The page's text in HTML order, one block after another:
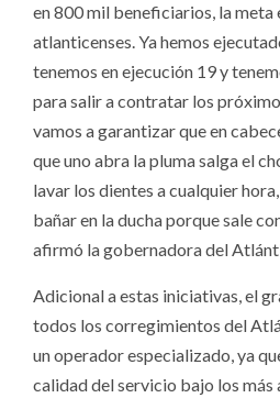
en 800 mil beneficiarios, la meta
atlanticenses. Ya hemos
tenemos en ejecución 19 y
para salir a contratar los
vamos a garantizar que en
que uno abra la pluma salga el
lavar los dientes a cualquier
bañar en la ducha porque sale
afirmó la gobernadora del
Adicional a estas iniciativas, el
todos los corregimientos del
un operador especializado, ya
calidad del servicio bajo los más